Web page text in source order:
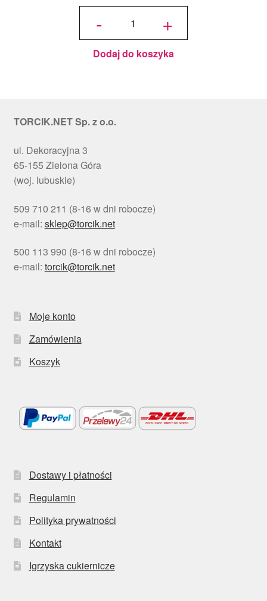
-
ilość
okrągły
Choinki
cm, h 1
cm - PC
+
Dodaj do koszyka
TORCIK.NET Sp. z o.o.
ul. Dekoracyjna 3
65-155 Zielona Góra
(woj. lubuskie)
509 710 211 (8-16 w dni robocze)
e-mail: sklep@torcik.net
500 113 990 (8-16 w dni robocze)
e-mail: torcik@torcik.net
Moje konto
Zamówienia
Koszyk
Dostawy i płatności
Regulamin
Polityka prywatności
Kontakt
Igrzyska cukiernicze